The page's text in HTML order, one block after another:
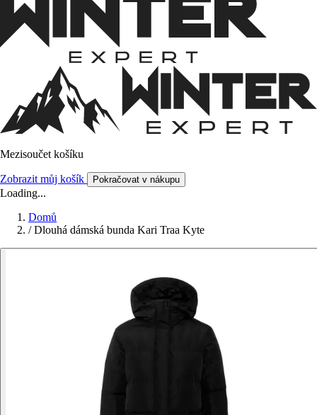
Mezisoučet košíku
Zobrazit můj košík Pokračovat v nákupu
Loading...
Domů
/ Dlouhá dámská bunda Kari Traa Kyte